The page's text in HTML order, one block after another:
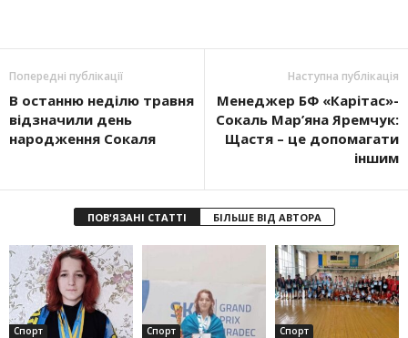
Попередні публікації
В останню неділю травня
відзначили день
народження Сокаля
Наступна публікація
Менеджер БФ «Карітас»-
Сокаль Мар’яна Яремчук:
Щастя – це допомагати
іншим
ПОВ'ЯЗАНІ СТАТТІ БІЛЬШЕ ВІД АВТОРА
Спорт Спорт Спорт